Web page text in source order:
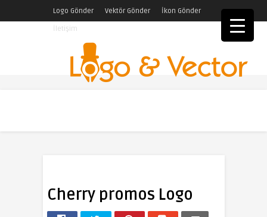
Logo Gönder Vektör Gönder
İkon Gönder
İletişim
Cherry promos Logo